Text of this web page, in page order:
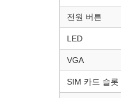
전원 버튼
LED
VGA
SIM 카드 슬롯